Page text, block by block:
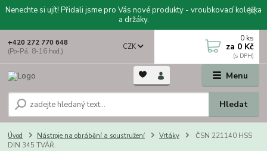
Nenechte si ujít! Přidali jsme pro Vás nové produkty - vroubkovací kolečka
a držáky.
Menu
CZK
Hledat
+420 272 770 648
(Po-Pá, 8-16 hod.)
0 ks
za 0 Kč
Úvod Nástroje na obrábění a soustružení Vrtáky
ČSN 221140 HSS
DIN 345 TVÁŘ.